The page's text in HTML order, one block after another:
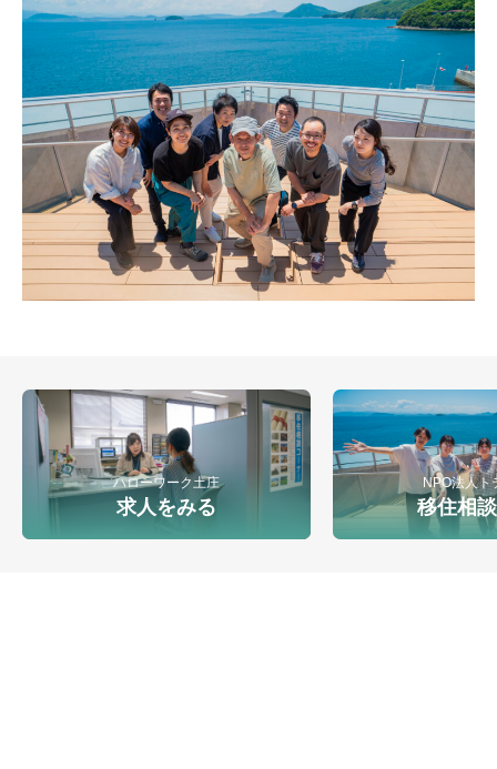
ハローワーク土庄
求人をみる
NPO法人ト
移住相